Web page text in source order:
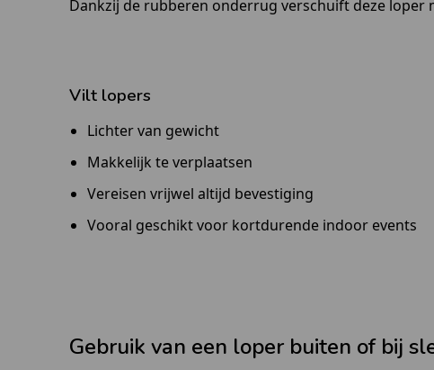
Dankzij de rubberen onderrug verschuift deze loper
Vilt lopers
Lichter van gewicht
Makkelijk te verplaatsen
Vereisen vrijwel altijd bevestiging
Vooral geschikt voor kortdurende indoor events
Gebruik van een loper buiten of bij